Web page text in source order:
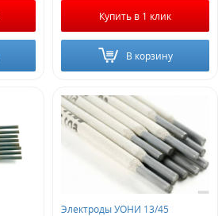
Купить в 1 клик
В корзину
Электроды УОНИ 13/45